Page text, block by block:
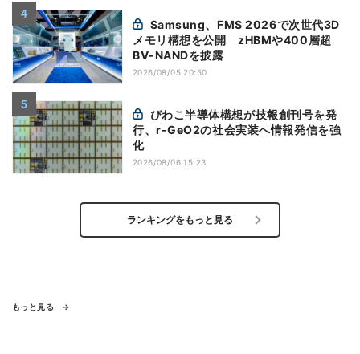
メモリ構想を公開 zHBMや400層超
BV-NANDを披露
2026/08/05 20:50
行、r-GeO2の社会実装へ情報発信を強
化
2026/08/06 15:23
ランキングをもっと見る
もっと見る